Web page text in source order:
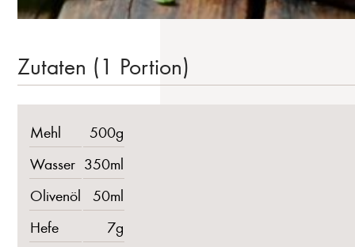
Zutaten (1 Portion)
Mehl
500g
Wasser 350ml
Olivenöl
50ml
Hefe
7g